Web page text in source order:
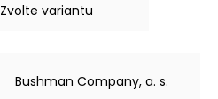
Zvolte variantu
Bushman Company, a. s.